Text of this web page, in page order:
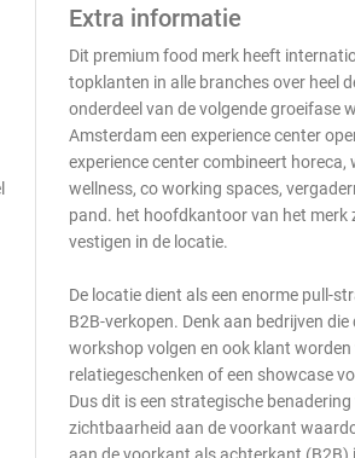
Extra informatie
Dit premium food merk heeft
topklanten in alle branches over heel
onderdeel van de volgende groeifase
Amsterdam een experience center
experience center combineert horeca,
wellness, co working spaces,
pand. het hoofdkantoor van het merk
vestigen in de locatie.
De locatie dient als een enorme pull-
B2B-verkopen. Denk aan bedrijven die
workshop volgen en ook klant worden
relatiegeschenken of een showcase
Dus dit is een strategische
zichtbaarheid aan de voorkant